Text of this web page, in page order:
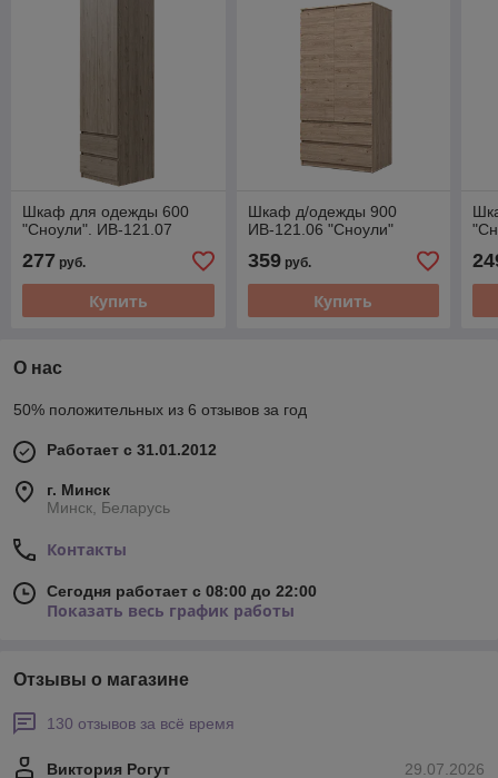
Шкаф для одежды 600
"Сноули". ИВ-121.07
277 руб.
Купить
Шкаф д/одежды 900
ИВ-121.06 "Сноули"
359руб.
Купить
О нас
50% положительных из 6 отзывов за год
Работает с 31.01.2012
г. Минск
Минск, Беларусь
Контакты
Сегодня работает с 08:00 до 22:00
Показать весь график работы
Отзывы о магазине
130 отзывов за всё время
29.07.2026
Виктория Рогут